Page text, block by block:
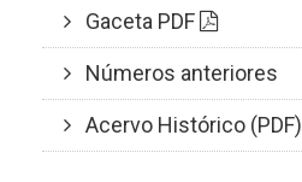
Gaceta PDF
Números anteriores
Acervo Histórico (PDF)